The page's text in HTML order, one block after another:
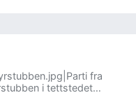
fra
i tettstedet